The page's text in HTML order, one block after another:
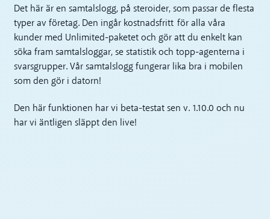
Det här är en samtalslogg, på steroider, som passar de flesta
typer av företag. Den ingår kostnadsfritt för alla våra
kunder med Unlimited-paketet och gör att du enkelt kan
söka fram samtalsloggar, se statistik och topp-agenterna i
svarsgrupper. Vår samtalslogg fungerar lika bra i mobilen
som den gör i datorn!
Den här funktionen har vi beta-testat sen v. 1.10.0 och nu
har vi äntligen släppt den live!